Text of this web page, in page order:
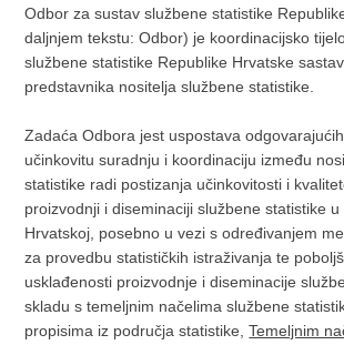
Odbor za sustav službene statistike
daljnjem tekstu: Odbor) je koordinacijsko
službene statistike Republike Hrvatske
predstavnika nositelja službene statistike.
Zadaća Odbora jest uspostava
učinkovitu suradnju i koordinaciju između
statistike radi postizanja učinkovitosti i
proizvodnji i diseminaciji službene statistike u
Hrvatskoj, posebno u vezi s određivanjem
za provedbu statističkih istraživanja te
usklađenosti proizvodnje i diseminacije
skladu s temeljnim načelima službene
propisima iz područja statistike,Temeljnim